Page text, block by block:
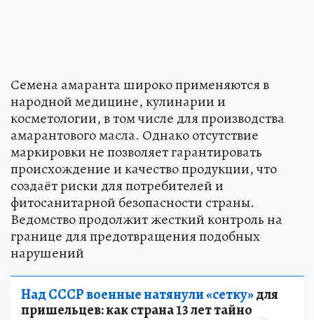
Семена амаранта широко применяются в
народной медицине, кулинарии и
косметологии, в том числе для производства
амарантового масла. Однако отсутствие
маркировки не позволяет гарантировать
происхождение и качество продукции, что
создаёт риски для потребителей и
фитосанитарной безопасности страны.
Ведомство продолжит жесткий контроль на
границе для предотвращения подобных
нарушений
Над СССР военные натянули «сетку»для
пришельцев: как страна 13 лет тайно